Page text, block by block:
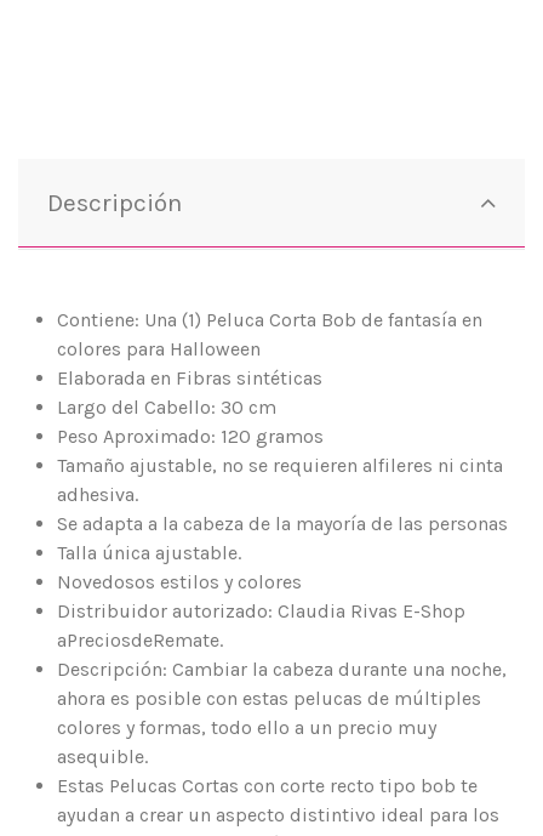
Descripción
Contiene: Una (1) Peluca Corta Bob de fantasía en
colores para Halloween
Elaborada en Fibras sintéticas
Largo del Cabello: 30 cm
Peso Aproximado: 120 gramos
Tamaño ajustable, no se requieren alfileres ni cinta
adhesiva.
Se adapta a la cabeza de la mayoría de las personas
Talla única ajustable.
Novedosos estilos y colores
Distribuidor autorizado: Claudia Rivas E-Shop
aPreciosdeRemate.
Descripción: Cambiar la cabeza durante una noche,
ahora es posible con estas pelucas de múltiples
colores y formas, todo ello a un precio muy
asequible.
Estas Pelucas Cortas con corte recto tipo bob te
ayudan a crear un aspecto distintivo ideal para los